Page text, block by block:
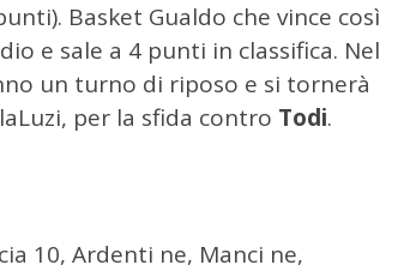
Basket Gualdo che vince così
e sale a 4 punti in classifica. Nel
un turno di riposo e si tornerà
per la sfida contro Todi.
10, Ardenti ne, Manci ne,